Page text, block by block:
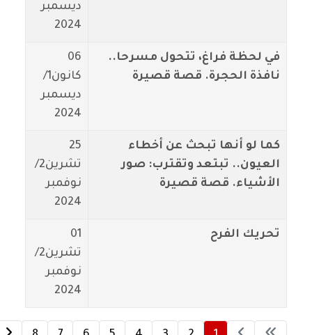
ديسمبر
2024
في لحظة فراغ، تتحول مسرحا..
نافذة الحجرة. قصة قصيرة
06
كانون1/
ديسمبر
2024
كما لو أنها تبحث عن أخطاء
العيون.. تبتعد وتقترب: صور
الأشياء. قصة قصيرة
25
تشرين2/
نوفمبر
2024
تحريك الفرح
01
تشرين2/
نوفمبر
2024